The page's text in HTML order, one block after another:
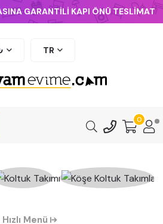
GARANTİLİ KAPI ÖNÜ TESLİMAT
TR
0
Hızlı Menü